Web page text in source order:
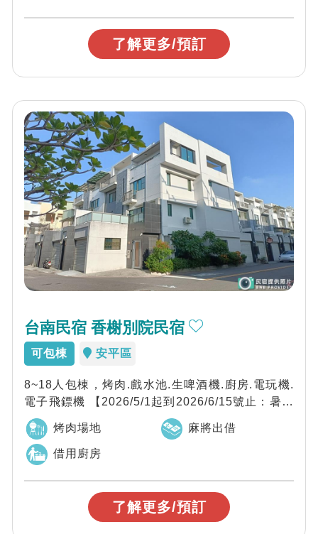
了解更多/預訂
台南民宿 香榭別院民宿
可包棟 安平區
8~18人包棟，烤肉.戲水池.生啤酒機.廚房.電玩機.
電子飛鏢機 【2026/5/1起到2026/6/15號止：暑假
平日早鳥包棟...
烤肉場地 麻將出借
借用廚房
了解更多/預訂